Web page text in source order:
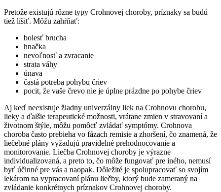
Pretože existujú rôzne typy Crohnovej choroby, príznaky sa budú
tiež líšiť. Môžu zahŕňať:
bolesť brucha
hnačka
nevoľnosť a zvracanie
strata váhy
únava
častá potreba pohybu čriev
pocit, že vaše črevo nie je úplne prázdne po pohybe čriev
Aj keď neexistuje žiadny univerzálny liek na Crohnovu chorobu,
lieky a ďalšie terapeutické možnosti, vrátane zmien v stravovaní a
životnom štýle, môžu pomôcť zvládať symptómy. Crohnova
choroba často prebieha vo fázach remisie a zhoršení, čo znamená, že
liečebné plány vyžadujú pravidelné prehodnocovanie a
monitorovanie. Liečba Crohnovej choroby je výrazne
individualizovaná, a preto to, čo môže fungovať pre iného, nemusí
byť účinné pre vás a naopak. Dôležité je spolupracovať so svojím
lekárom na vypracovaní plánu liečby, ktorý bude zameraný na
zvládanie konkrétnych príznakov Crohnovej choroby.